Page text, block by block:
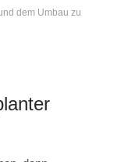
dem Umbau zu